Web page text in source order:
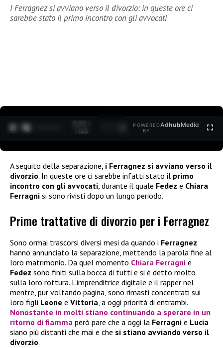
I Ferragnez si avviano verso il divorzio: in queste ore ci
sarebbe stato il primo incontro con gli avvocati
0:30 /
1:40
POWERED
BY
AdhubMedia
A seguito della separazione, i Ferragnez si avviano verso il
divorzio. In queste ore ci sarebbe infatti stato il primo
incontro con gli avvocati , durante il quale Fedez e Chiara
Ferragni si sono rivisti dopo un lungo periodo.
Prime trattative di divorzio per i Ferragnez
Sono ormai trascorsi diversi mesi da quando i Ferragnez
hanno annunciato la separazione, mettendo la parola fine al
loro matrimonio. Da quel momento Chiara Ferragni e
Fedez sono finiti sulla bocca di tutti e si è detto molto
sulla loro rottura. L’imprenditrice digitale e il rapper nel
mentre, pur voltando pagina, sono rimasti concentrati sui
loro figli Leone e Vittoria, a oggi priorità di entrambi.
Nonostante in molti stiano continuando a sperare in un
ritorno di fiamma però pare che a oggi la Ferragni e Lucia
siano più distanti che mai e che si stiano avviando verso il
divorzio.